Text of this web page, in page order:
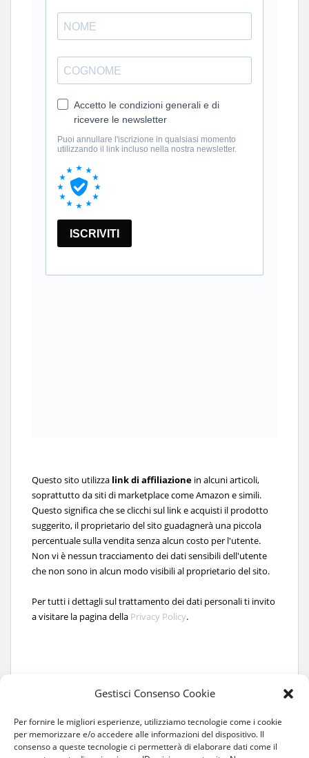
Gestisci Consenso Cookie
Per fornire le migliori esperienze, utilizziamo tecnologie come i cookie
per memorizzare e/o accedere alle informazioni del dispositivo. Il
consenso a queste tecnologie ci permetterà di elaborare dati come il
Questo sito utilizza link di affiliazione in alcuni articoli,
soprattutto da siti di marketplace come Amazon e simili.
Questo significa che se clicchi sul link e acquisti il prodotto
suggerito, il proprietario del sito guadagnerà una piccola
percentuale sulla vendita senza alcun costo per l'utente.
Non vi è nessun tracciamento dei dati sensibili dell'utente
che non sono in alcun modo visibili al proprietario del sito.
Per tutti i dettagli sul trattamento dei dati personali ti invito
a visitare la pagina della Privacy Policy.